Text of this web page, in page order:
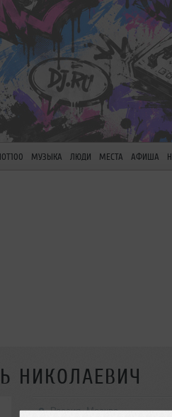
МУЗЫКА ЛЮДИ МЕСТА АФИША
НИКОЛАЕВИЧ
Россия, Москва